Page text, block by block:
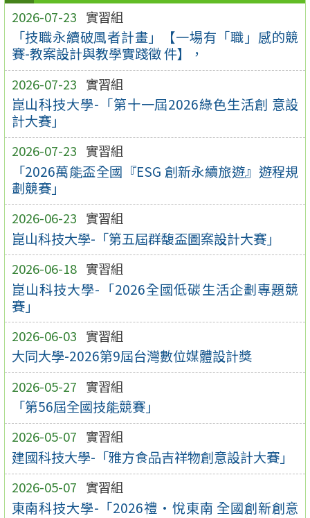
2026-07-23 實習組
「技職永續破風者計畫」【一場有「職」感的競
賽-教案設計與教學實踐徵 件】，
2026-07-23 實習組
崑山科技大學-「第十一屆2026綠色生活創 意設
計大賽」
2026-07-23 實習組
「2026萬能盃全國『ESG 創新永續旅遊』遊程規
劃競賽」
2026-06-23 實習組
崑山科技大學-「第五屆群馥盃圖案設計大賽」
2026-06-18 實習組
崑山科技大學-「2026全國低碳生活企劃專題競
賽」
2026-06-03 實習組
大同大學-2026第9屆台灣數位媒體設計獎
2026-05-27 實習組
「第56屆全國技能競賽」
2026-05-07 實習組
建國科技大學-「雅方食品吉祥物創意設計大賽」
2026-05-07 實習組
東南科技大學-「2026禮•悅東南 全國創新創意